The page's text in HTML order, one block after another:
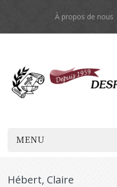
À propos de nous
MENU
Hébert, Claire